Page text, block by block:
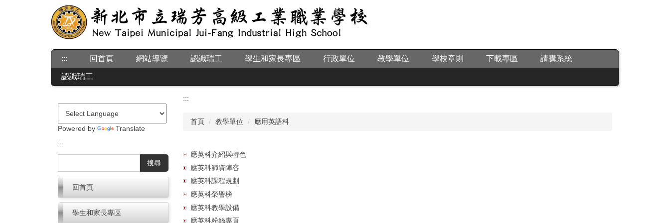
::: 回首頁 網站導覽 認識瑞工 學生和家長專區 行政單位 教學單位 學校章則 下載專區 請購系統
認識瑞工
Powered by
Translate
:::
搜尋
回首頁
學生和家長專區
:::
首頁 教學單位 應用英語科
應英科介紹與特色
應英科師資陣容
應英科課程規劃
應英科榮譽榜
應英科教學設備
應英科粉絲專頁